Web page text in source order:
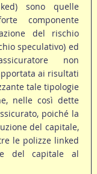
sono quelle
componente
del rischio
speculativo) ed
non
ai risultati
tale tipologie
nelle così dette
poiché la
del capitale,
le polizze linked
del capitale al